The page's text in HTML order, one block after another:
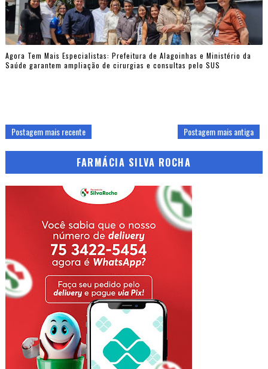
Agora Tem Mais Especialistas: Prefeitura de Alagoinhas e Ministério da
Saúde garantem ampliação de cirurgias e consultas pelo SUS
Postagem mais recente Postagem mais antiga
FARMÁCIA SILVA ROCHA